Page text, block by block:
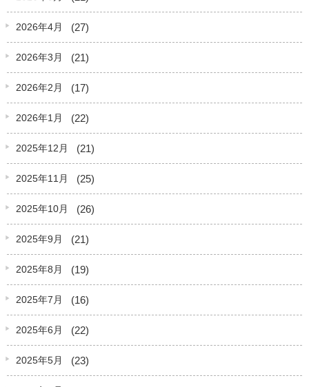
2026年4月 (27)
2026年3月 (21)
2026年2月 (17)
2026年1月 (22)
2025年12月 (21)
2025年11月 (25)
2025年10月 (26)
2025年9月 (21)
2025年8月 (19)
2025年7月 (16)
2025年6月 (22)
2025年5月 (23)